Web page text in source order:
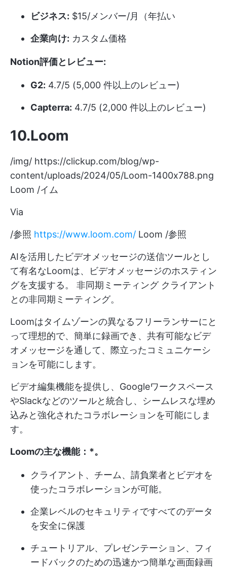
ビジネス: $15/メンバー/月（年払い
企業向け: カスタム価格
Notion評価とレビュー:
G2: 4.7/5 (5,000 件以上のレビュー)
Capterra: 4.7/5 (2,000 件以上のレビュー)
10.Loom
/img/ https://clickup.com/blog/wp-
content/uploads/2024/05/Loom-1400x788.png
Loom /イム
Via
/参照 https://www.loom.com/ Loom /参照
AIを活用したビデオメッセージの送信ツールとし
て有名なLoomは、ビデオメッセージのホスティン
グを支援する。 非同期ミーティングクライアント
との非同期ミーティング。
Loomはタイムゾーンの異なるフリーランサーにと
って理想的で、簡単に録画でき、共有可能なビデ
オメッセージを通して、際立ったコミュニケーシ
ョンを可能にします。
ビデオ編集機能を提供し、Googleワークスペース
やSlackなどのツールと統合し、シームレスな埋め
込みと強化されたコラボレーションを可能にしま
す。
Loomの主な機能：*。
クライアント、チーム、請負業者とビデオを
使ったコラボレーションが可能。
企業レベルのセキュリティですべてのデータ
を安全に保護
チュートリアル、プレゼンテーション、フィ
ードバックのための迅速かつ簡単な画面録画